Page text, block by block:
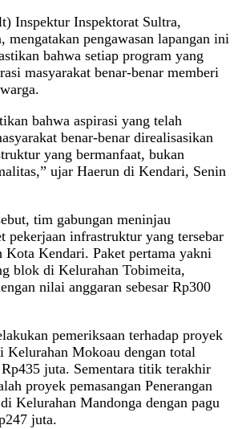
Inspektur Inspektorat Sultra,
mengatakan pengawasan lapangan ini
bahwa setiap program yang
masyarakat benar-benar memberi
bahwa aspirasi yang telah
benar-benar direalisasikan
yang bermanfaat, bukan
ujar Haerun di Kendari, Senin
tim gabungan meninjau
pekerjaan infrastruktur yang tersebar
Kota Kendari. Paket pertama yakni
blok di Kelurahan Tobimeita,
nilai anggaran sebesar Rp300
pemeriksaan terhadap proyek
Kelurahan Mokoau dengan total
juta. Sementara titik terakhir
proyek pemasangan Penerangan
Kelurahan Mandonga dengan pagu
juta.